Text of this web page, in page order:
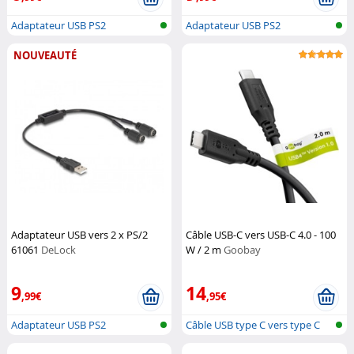
Adaptateur USB PS2
Adaptateur USB PS2
NOUVEAUTÉ
Adaptateur USB vers 2 x PS/2
61061 DeLock
9,99€
Adaptateur USB PS2
Câble USB-C vers USB-C 4.0 - 100
W / 2 mGoobay
14,95€
Câble USB type C vers type C